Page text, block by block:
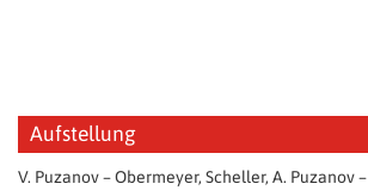
Aufstellung
V. Puzanov – Obermeyer, Scheller, A. Puzanov –